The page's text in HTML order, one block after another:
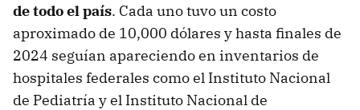
de todo el país. Cada uno tuvo un costo
aproximado de 10,000 dólares y hasta finales de
2024 seguían apareciendo en inventarios de
hospitales federales como el Instituto Nacional
de Pediatría y el Instituto Nacional de